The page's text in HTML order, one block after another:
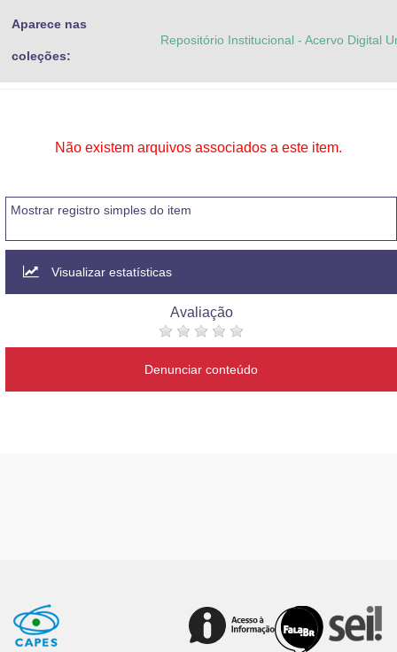
Aparece nas
coleções:
Repositório Institucional - Acervo Digital
Não existem arquivos associados a este item.
Mostrar registro simples do item
Visualizar estatísticas
Avaliação
Denunciar conteúdo